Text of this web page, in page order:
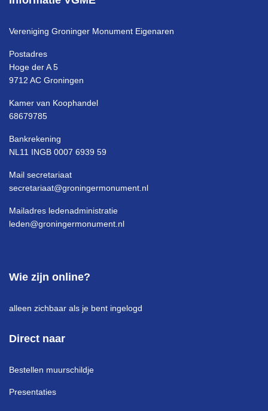
Vereniging Groninger Monument Eigenaren
Postadres
Hoge der A 5
9712 AC Groningen
Kamer van Koophandel
68679785
Bankrekening
NL11 INGB 0007 6939 59
Mail secretariaat
secretariaat@groningermonument.nl
Mailadres ledenadministratie
leden@groningermonument.nl
Wie zijn online?
alleen zichbaar als je bent ingelogd
Direct naar
Bestellen muurschildje
Presentaties